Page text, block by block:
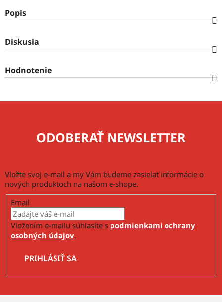
Popis
Diskusia
Hodnotenie
ODOBERAŤ NEWSLETTER
Vložte svoj e-mail a my Vám budeme zasielať informácie o
nových produktoch na našom e-shope.
Email
Vložením e-mailu súhlasíte s podmienkami ochrany
osobných údajov.
PRIHLÁSIŤ SA